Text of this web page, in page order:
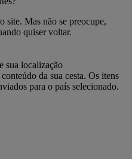
site. Mas não se preocupe,
quiser voltar.
sua localização
da sua cesta. Os itens
para o país selecionado.